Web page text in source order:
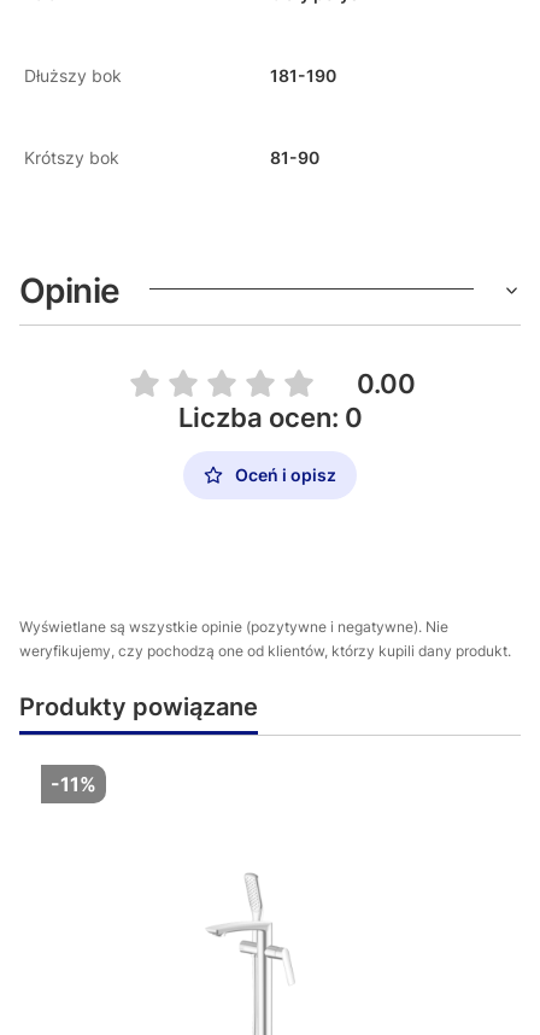
Dłuższy bok 181-190
Krótszy bok 81-90
Opinie
0.00
Liczba ocen: 0
Oceń i opisz
Wyświetlane są wszystkie opinie (pozytywne i negatywne). Nie
weryfikujemy, czy pochodzą one od klientów, którzy kupili dany produkt.
Produkty powiązane
-11%